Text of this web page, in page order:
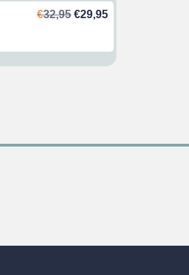
€32,95 Ursprünglicher
€32,95
€29,95Aktueller
€29,95.